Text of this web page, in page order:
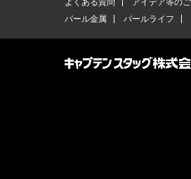
よくある質問
アイデア等の
パール金属
パールライフ